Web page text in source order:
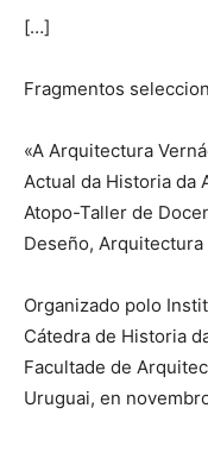
[…]
Fragmentos
«A Arquitectura
Actual da Historia da
Atopo-Taller de
Deseño, Arquitectura
Organizado polo
Cátedra de Historia
Facultade de
Uruguai, en